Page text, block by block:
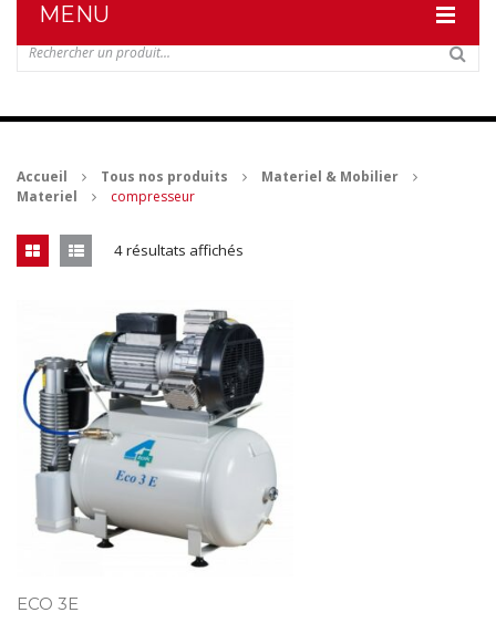
MENU
NOS PRODUITS
CONTACT
MES ACHATS
Mon compte
Accueil Tous nos produits
Materiel & Mobilier
Materiel
compresseur
4 résultats affichés
ECO 3E